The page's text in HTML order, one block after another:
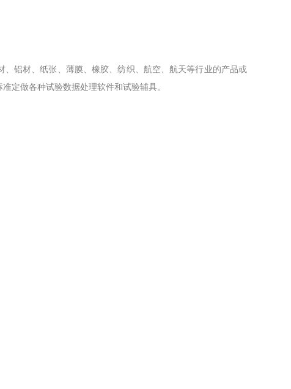
铝材、纸张、薄膜、橡胶、纺织、航空、航天等行业的产品或
定做各种试验数据处理软件和试验辅具。